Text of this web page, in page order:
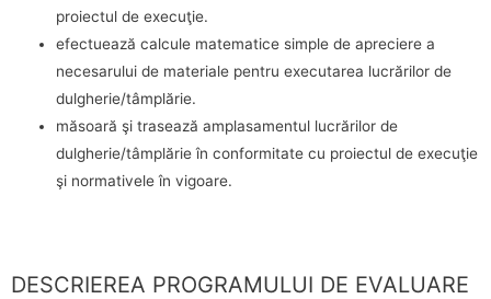
proiectul de execuţie.
efectuează calcule matematice simple de apreciere a
necesarului de materiale pentru executarea lucrărilor de
dulgherie/tâmplărie.
măsoară şi trasează amplasamentul lucrărilor de
dulgherie/tâmplărie în conformitate cu proiectul de execuţie
şi normativele în vigoare.
DESCRIEREA PROGRAMULUI DE EVALUARE